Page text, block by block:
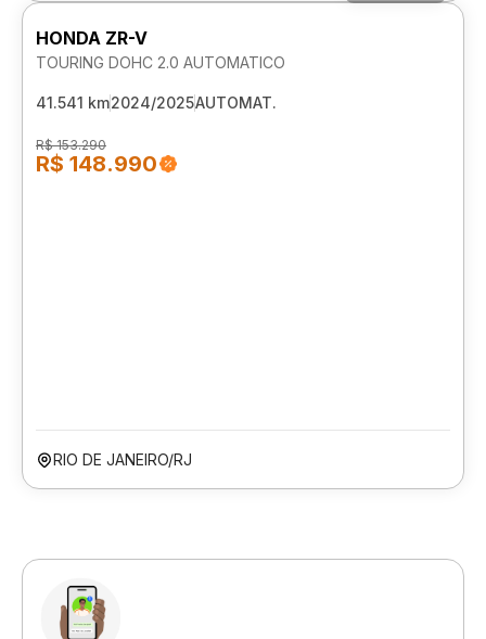
HONDA ZR-V
TOURING DOHC 2.0 AUTOMATICO
41.541 km2024/2025AUTOMAT.
R$ 153.290
R$ 148.990
RIO DE JANEIRO/RJ